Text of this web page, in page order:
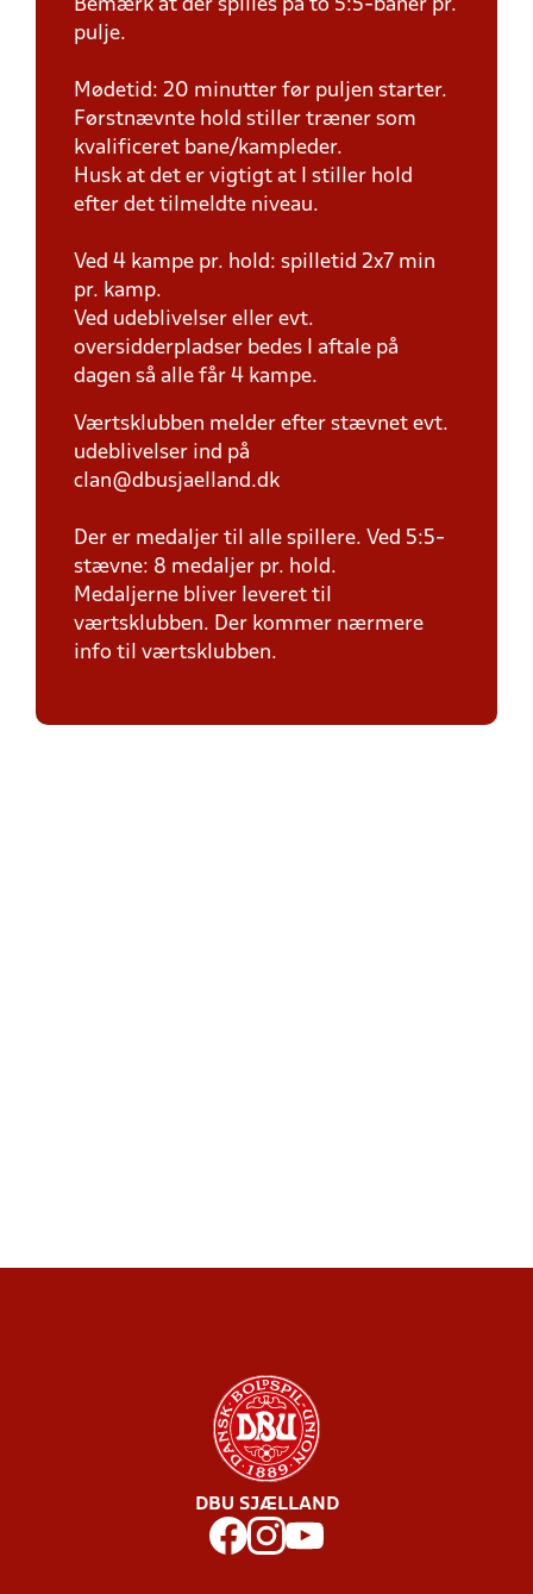
Bemærk at der spilles på to 5:5-baner pr.
pulje.
Mødetid: 20 minutter før puljen starter.
Førstnævnte hold stiller træner som
kvalificeret bane/kampleder.
Husk at det er vigtigt at I stiller hold
efter det tilmeldte niveau.
Ved 4 kampe pr. hold: spilletid 2x7 min
pr. kamp.
Ved udeblivelser eller evt.
oversidderpladser bedes I aftale på
dagen så alle får 4 kampe.
Værtsklubben melder efter stævnet evt.
udeblivelser ind på
clan@dbusjaelland.dk
Der er medaljer til alle spillere. Ved 5:5-
stævne: 8 medaljer pr. hold.
Medaljerne bliver leveret til
værtsklubben. Der kommer nærmere
info til værtsklubben.
DBU SJÆLLAND